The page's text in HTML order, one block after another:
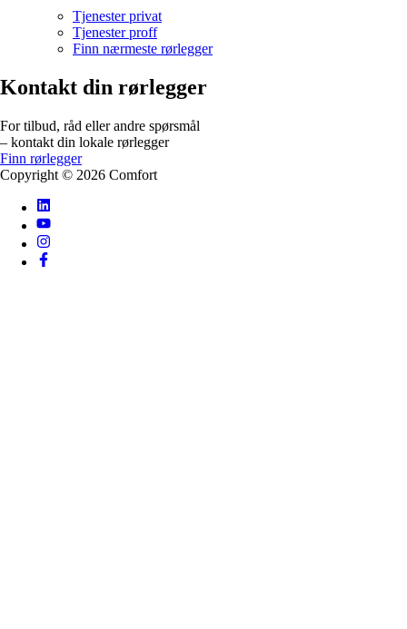
Tjenester privat
Tjenester proff
Finn nærmeste rørlegger
Kontakt din rørlegger
For tilbud, råd eller andre spørsmål
– kontakt din lokale rørlegger
Finn rørlegger
Copyright © 2026 Comfort